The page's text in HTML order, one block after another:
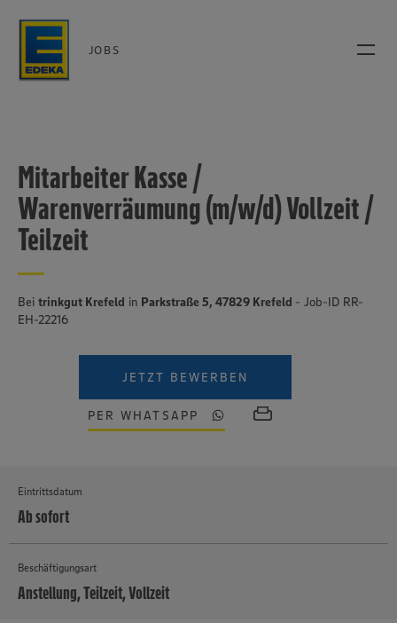
JOBS
Mitarbeiter Kasse /
Warenverräumung (m/w/d) Vollzeit /
Teilzeit
Bei trinkgut Krefeld in Parkstraße 5, 47829 Krefeld - Job-ID RR-
EH-22216
JETZT BEWERBEN
PER WHATSAPP
Eintrittsdatum
Ab sofort
Beschäftigungsart
Anstellung, Teilzeit, Vollzeit